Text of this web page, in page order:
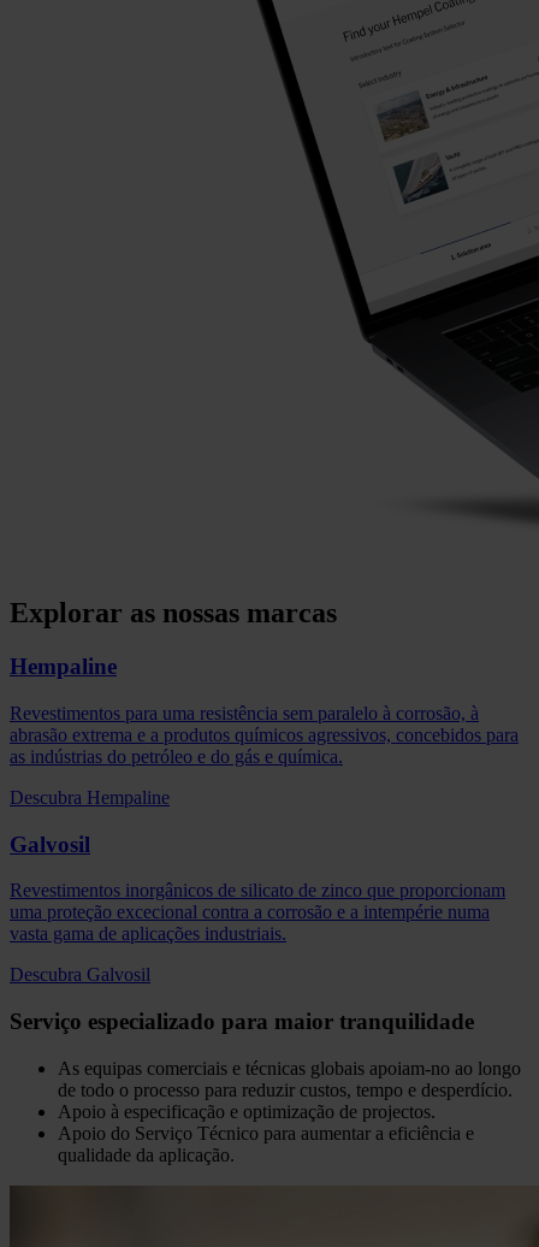
Explorar as nossas marcas
Hempaline
Revestimentos para uma resistência sem paralelo à corrosão, à
abrasão extrema e a produtos químicos agressivos, concebidos para
as indústrias do petróleo e do gás e química.
Descubra Hempaline
Galvosil
Revestimentos inorgânicos de silicato de zinco que proporcionam
uma proteção excecional contra a corrosão e a intempérie numa
vasta gama de aplicações industriais.
Descubra Galvosil
Serviço especializado para maior tranquilidade
As equipas comerciais e técnicas globais apoiam-no ao longo
de todo o processo para reduzir custos, tempo e desperdício.
Apoio à especificação e optimização de projectos.
Apoio do Serviço Técnico para aumentar a eficiência e
qualidade da aplicação.